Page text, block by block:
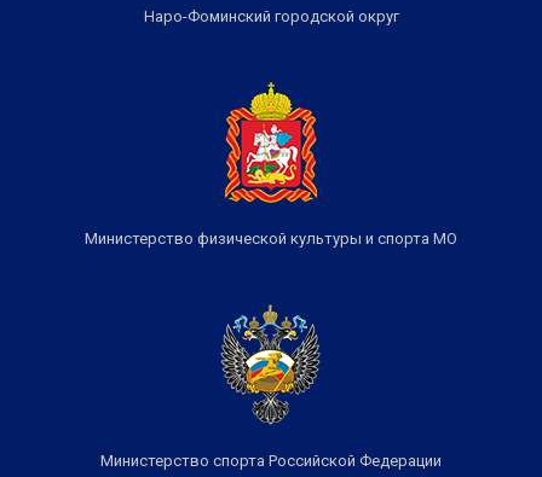
Наро-Фоминский городской округ
Министерство физической культуры и спорта МО
Министерство спорта Российской Федерации